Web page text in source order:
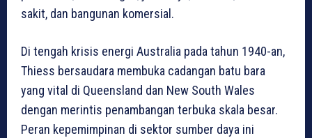
sakit, dan bangunan komersial.
Di tengah krisis energi Australia pada tahun 1940-an,
Thiess bersaudara membuka cadangan batu bara
yang vital di Queensland dan New South Wales
dengan merintis penambangan terbuka skala besar.
Peran kepemimpinan di sektor sumber daya ini